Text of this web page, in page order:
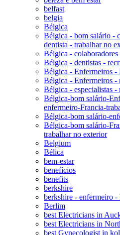
belfast
belgia
Bélgica
Bélgica - bom salário -
dentista - trabalhar no
Bélgica -
Bélgica - dentistas -
Bélgica - Enfermeiros -
Bélgica - Enfermeiros -
Bélgica - especialistas
Bélgica-bom salário-
enfermeiro-Francia-
Bélgica-bom salário-
Bélgica-bom salário-
trabalhar no exterior
Belgium
Bélica
bem-estar
benefícios
benefits
berkshire
berkshire - enfermeiro -
Berlim
best Electricians in
best Electricians in
best Gynecologist in